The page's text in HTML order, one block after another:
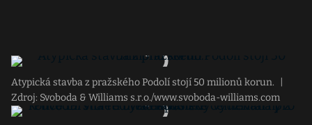
Atypická stavba z pražského Podolí stojí 50 milionů korun.
Zdroj: Svoboda & Williams s.r.o./www.svoboda-williams.com